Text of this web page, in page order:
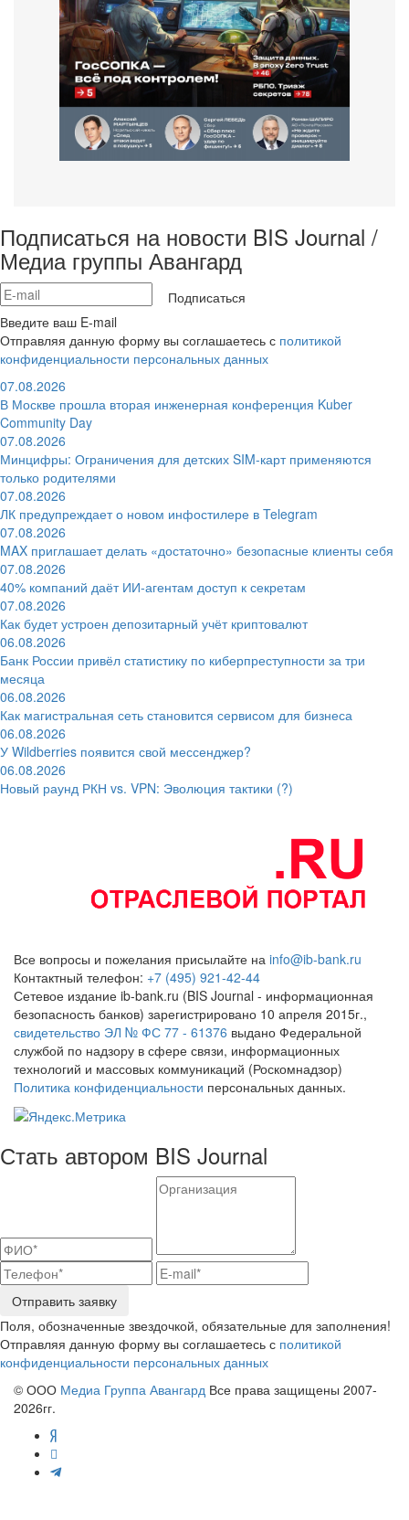
Подписаться на новости BIS Journal /
Медиа группы Авангард
Подписаться
Введите ваш E-mail
Отправляя данную форму вы соглашаетесь с политикой
конфиденциальности персональных данных
07.08.2026
В Москве прошла вторая инженерная конференция Kuber
Community Day
07.08.2026
Минцифры: Ограничения для детских SIM-карт применяются
только родителями
07.08.2026
ЛК предупреждает о новом инфостилере в Telegram
07.08.2026
MAX приглашает делать «достаточно» безопасные клиенты себя
07.08.2026
40% компаний даёт ИИ‑агентам доступ к секретам
07.08.2026
Как будет устроен депозитарный учёт криптовалют
06.08.2026
Банк России привёл статистику по киберпреступности за три
месяца
06.08.2026
Как магистральная сеть становится сервисом для бизнеса
06.08.2026
У Wildberries появится свой мессенджер?
06.08.2026
Новый раунд РКН vs. VPN: Эволюция тактики (?)
Все вопросы и пожелания присылайте на info@ib-bank.ru
Контактный телефон: +7 (495) 921-42-44
Сетевое издание ib-bank.ru (BIS Journal - информационная
безопасность банков) зарегистрировано 10 апреля 2015г.,
свидетельство ЭЛ № ФС 77 - 61376 выдано Федеральной
службой по надзору в сфере связи, информационных
технологий и массовых коммуникаций (Роскомнадзор)
Политика конфиденциальности персональных данных.
Стать автором BIS Journal
Отправить заявку
Поля, обозначенные звездочкой, обязательные для заполнения!
Отправляя данную форму вы соглашаетесь с политикой
конфиденциальности персональных данных
© ООО Медиа Группа Авангард Все права защищены 2007-
2026гг.